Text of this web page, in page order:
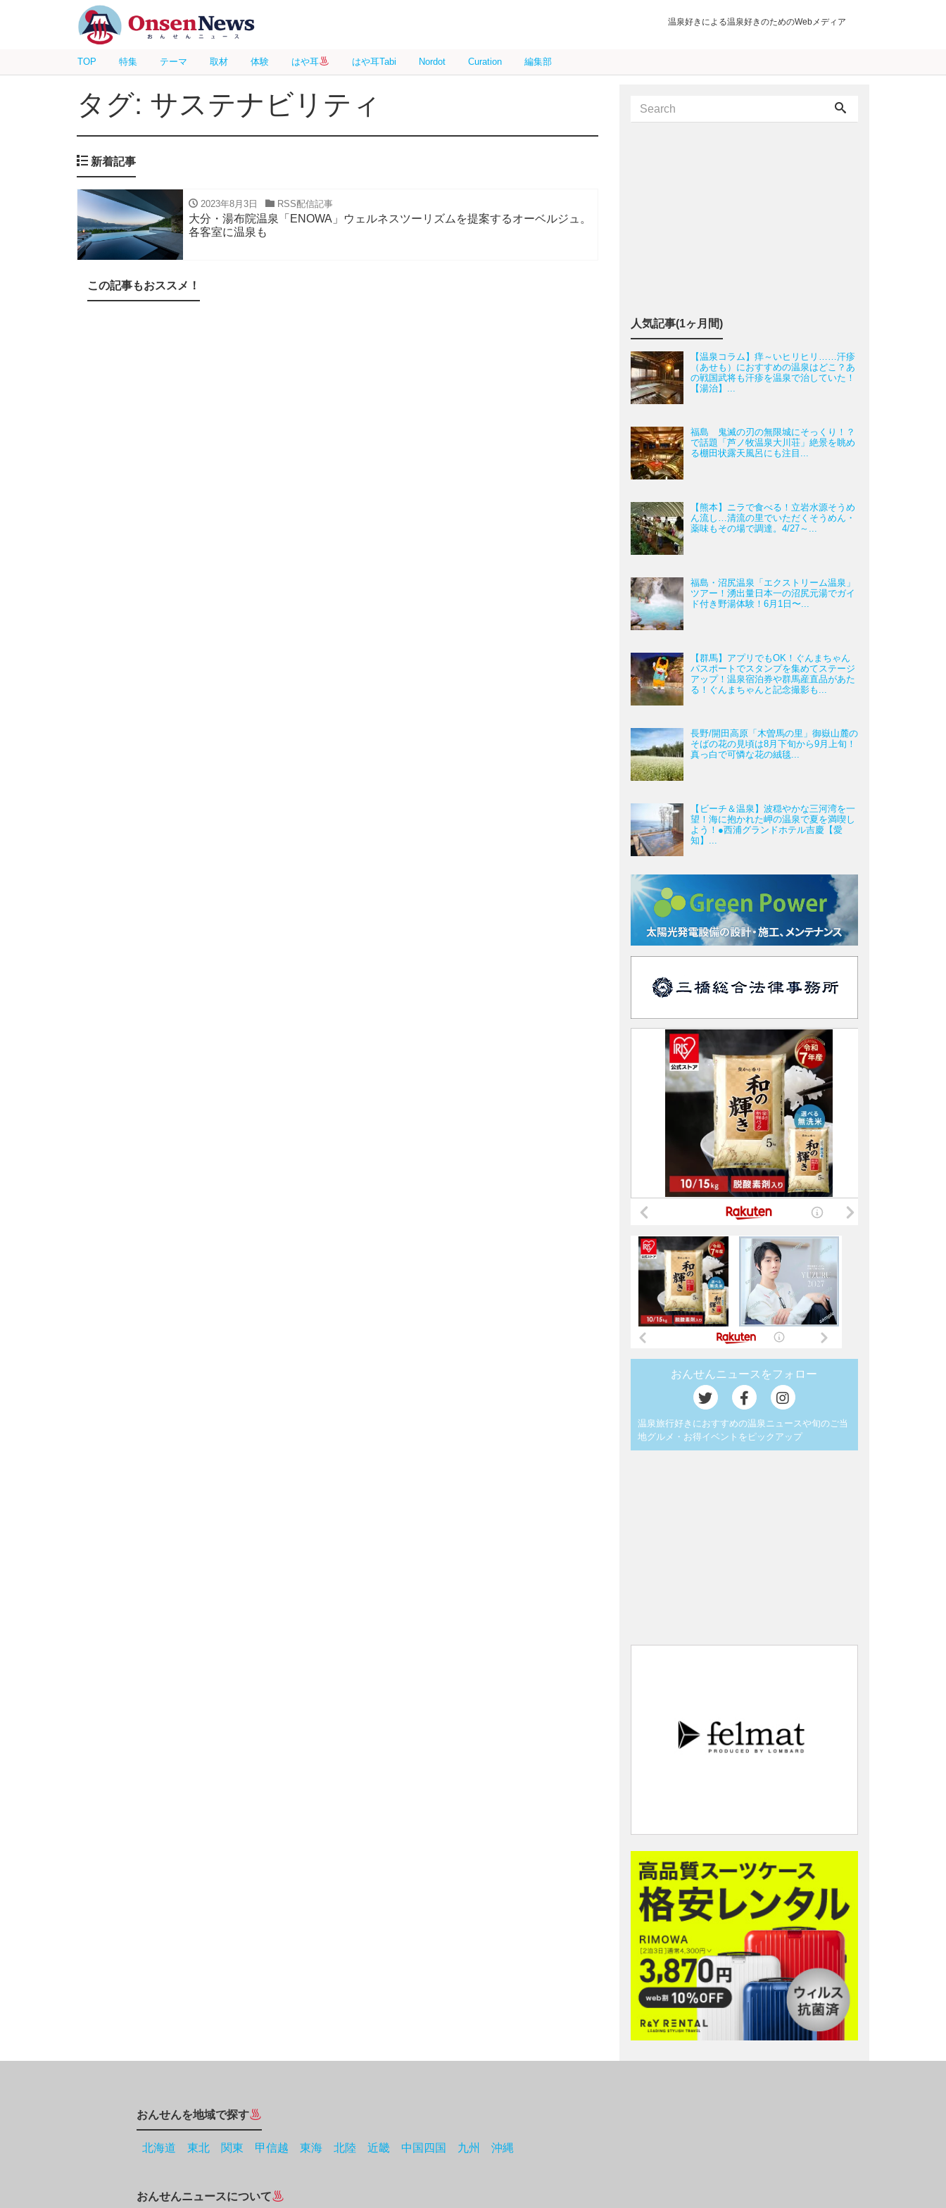
温泉好きによる温泉好きのためのWebメディア
TOP 特集 テーマ 取材 体験 はや耳 はや耳Tabi Nordot Curation 編集部
タグ: サステナビリティ
新着記事
2023年8月3日 RSS配信記事
大分・湯布院温泉「ENOWA」ウェルネスツーリズムを提案するオーベルジュ。
各客室に温泉も
この記事もおススメ！
人気記事(1ヶ月間)
【温泉コラム】痒～いヒリヒリ……汗疹
（あせも）におすすめの温泉はどこ？あ
の戦国武将も汗疹を温泉で治していた！
【湯治】...
福島 鬼滅の刃の無限城にそっくり！？
で話題「芦ノ牧温泉大川荘」絶景を眺め
る棚田状露天風呂にも注目...
【熊本】ニラで食べる！立岩水源そうめ
ん流し…清流の里でいただくそうめん・
薬味もその場で調達。4/27～...
福島・沼尻温泉「エクストリーム温泉」
ツアー！湧出量日本一の沼尻元湯でガイ
ド付き野湯体験！6月1日〜...
【群馬】アプリでもOK！ぐんまちゃん
パスポートでスタンプを集めてステージ
アップ！温泉宿泊券や群馬産直品があた
る！ぐんまちゃんと記念撮影も...
長野/開田高原「木曽馬の里」御嶽山麓の
そばの花の見頃は8月下旬から9月上旬！
真っ白で可憐な花の絨毯...
【ビーチ＆温泉】波穏やかな三河湾を一
望！海に抱かれた岬の温泉で夏を満喫し
よう！●西浦グランドホテル吉慶【愛
知】...
おんせんニュースをフォロー
温泉旅行好きにおすすめの温泉ニュースや旬のご当
地グルメ・お得イベントをピックアップ
おんせんを地域で探す
北海道 東北 関東 甲信越 東海 北陸 近畿 中国四国 九州 沖縄
おんせんニュースについて